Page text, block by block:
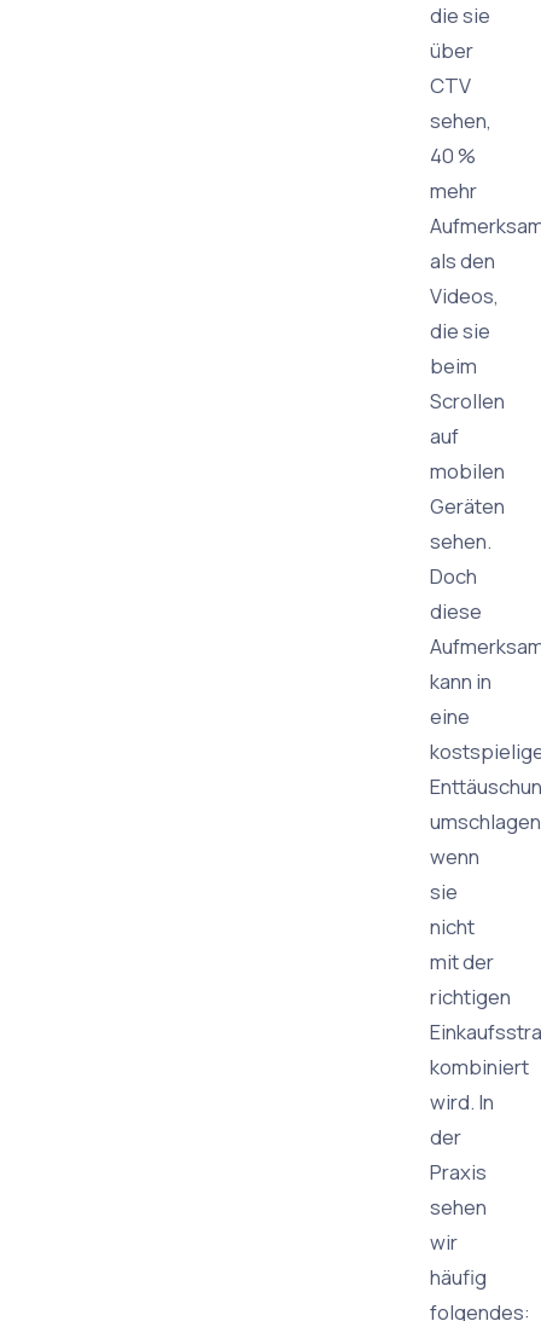
die sie
über
CTV
sehen,
40 %
mehr
als den
Videos,
die sie
beim
Scrollen
auf
mobilen
Geräten
sehen.
Doch
diese
kann in
eine
wenn
sie
nicht
mit der
richtigen
kombiniert
wird. In
der
Praxis
sehen
wir
häufig
folgendes: